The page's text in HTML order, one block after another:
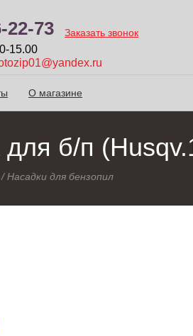
22-73 Заказать звонок
15.00
О магазине
б/п
Насадки для бензопил